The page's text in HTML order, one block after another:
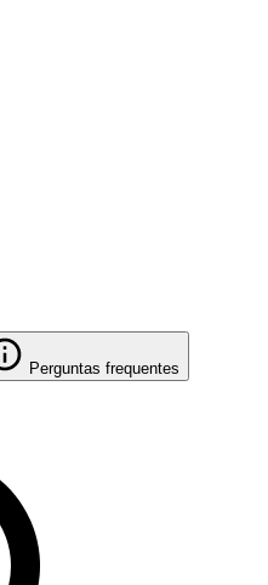
Perguntas frequentes